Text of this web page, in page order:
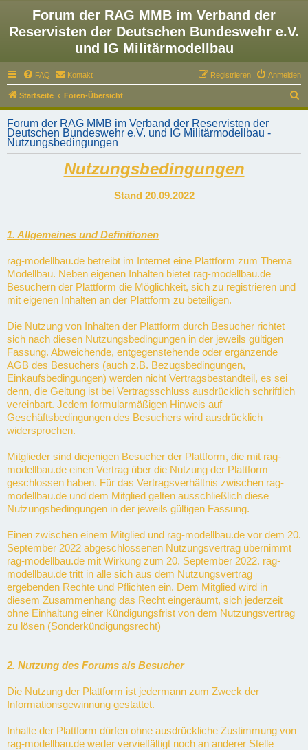
Forum der RAG MMB im Verband der
Reservisten der Deutschen Bundeswehr e.V.
und IG Militärmodellbau
FAQ Kontakt Anmelden
Registrieren
Startseite Foren-Übersicht
u
Forum der RAG MMB im Verband der Reservisten der
Deutschen Bundeswehr e.V. und IG Militärmodellbau -
Nutzungsbedingungen
Nutzungsbedingungen
Stand 20.09.2022
1. Allgemeines und Definitionen
rag-modellbau.de betreibt im Internet eine Plattform zum Thema
Modellbau. Neben eigenen Inhalten bietet rag-modellbau.de
Besuchern der Plattform die Möglichkeit, sich zu registrieren und
mit eigenen Inhalten an der Plattform zu beteiligen.
Die Nutzung von Inhalten der Plattform durch Besucher richtet
sich nach diesen Nutzungsbedingungen in der jeweils gültigen
Fassung. Abweichende, entgegenstehende oder ergänzende
AGB des Besuchers (auch z.B. Bezugsbedingungen,
Einkaufsbedingungen) werden nicht Vertragsbestandteil, es sei
denn, die Geltung ist bei Vertragsschluss ausdrücklich schriftlich
vereinbart. Jedem formularmäßigen Hinweis auf
Geschäftsbedingungen des Besuchers wird ausdrücklich
widersprochen.
Mitglieder sind diejenigen Besucher der Plattform, die mit rag-
modellbau.de einen Vertrag über die Nutzung der Plattform
geschlossen haben. Für das Vertragsverhältnis zwischen rag-
modellbau.de und dem Mitglied gelten ausschließlich diese
Nutzungsbedingungen in der jeweils gültigen Fassung.
Einen zwischen einem Mitglied und rag-modellbau.de vor dem 20.
September 2022 abgeschlossenen Nutzungsvertrag übernimmt
rag-modellbau.de mit Wirkung zum 20. September 2022. rag-
modellbau.de tritt in alle sich aus dem Nutzungsvertrag
ergebenden Rechte und Pflichten ein. Dem Mitglied wird in
diesem Zusammenhang das Recht eingeräumt, sich jederzeit
ohne Einhaltung einer Kündigungsfrist von dem Nutzungsvertrag
zu lösen (Sonderkündigungsrecht)
2. Nutzung des Forums als Besucher
Die Nutzung der Plattform ist jedermann zum Zweck der
Informationsgewinnung gestattet.
Inhalte der Plattform dürfen ohne ausdrückliche Zustimmung von
rag-modellbau.de weder vervielfältigt noch an anderer Stelle